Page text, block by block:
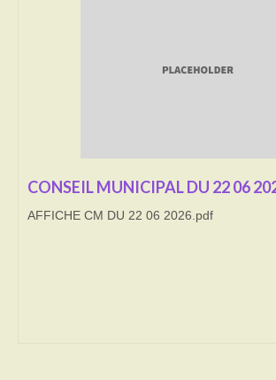
LE BRULAGE DES VEGETAUX
DECHETS VERTS
CONSEIL MUNICIPAL DU 22 06
AFFICHE CM DU 22 06 2026.pdf